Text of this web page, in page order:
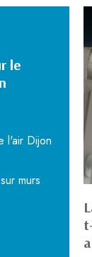
le
l'air Dijon
murs